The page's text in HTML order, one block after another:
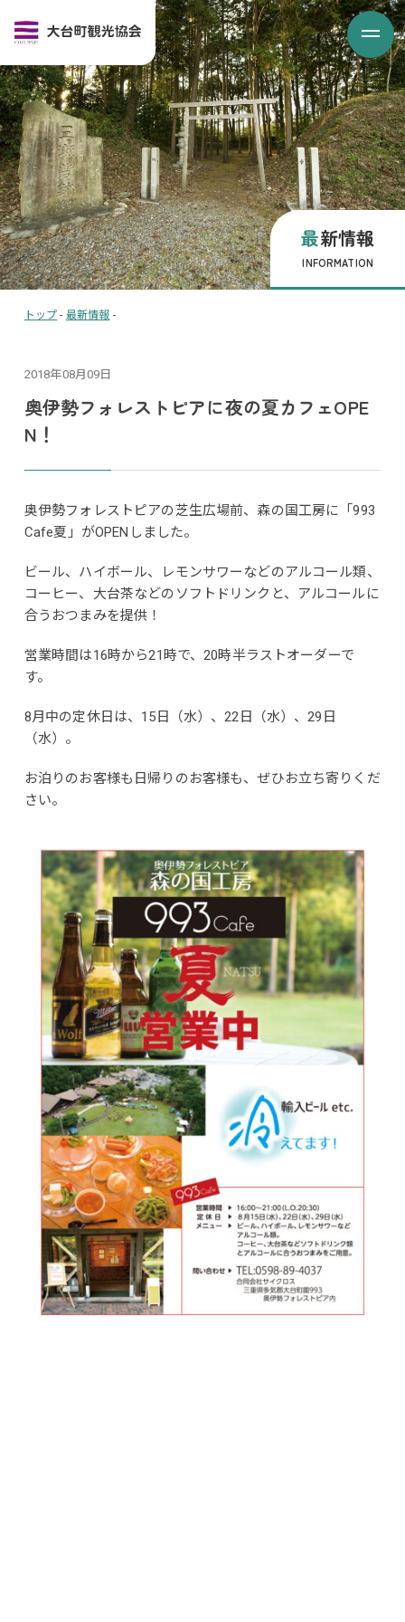
最新情報
INFORMATION
トップ - 最新情報 -
2018年08月09日
奥伊勢フォレストピアに夜の夏カフェOPE
N！
奥伊勢フォレストピアの芝生広場前、森の国工房に「993
Cafe夏」がOPENしました。
ビール、ハイボール、レモンサワーなどのアルコール類、
コーヒー、大台茶などのソフトドリンクと、アルコールに
合うおつまみを提供！
営業時間は16時から21時で、20時半ラストオーダーで
す。
8月中の定休日は、15日（水）、22日（水）、29日
（水）。
お泊りのお客様も日帰りのお客様も、ぜひお立ち寄りくだ
さい。